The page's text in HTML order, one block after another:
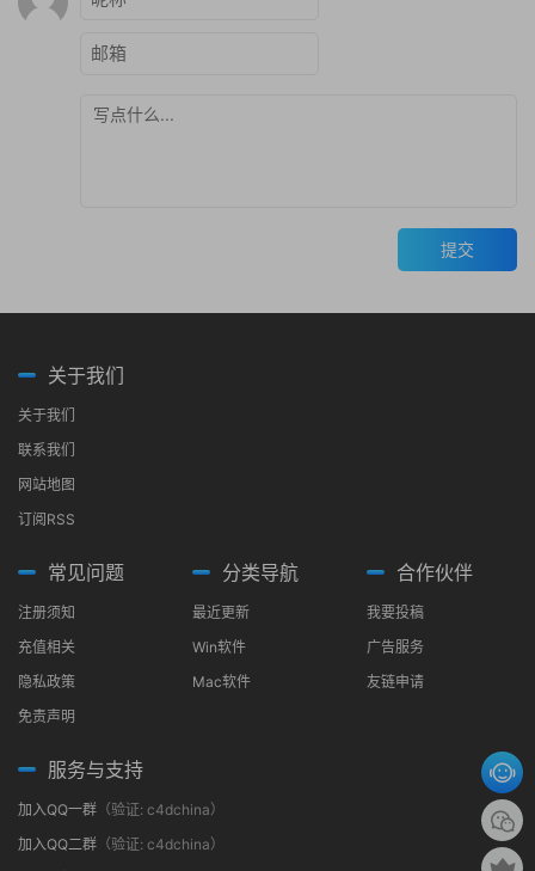
提交
关于我们
关于我们
联系我们
网站地图
订阅RSS
常见问题
注册须知
充值相关
隐私政策
免责声明
分类导航
最近更新
Win软件
Mac软件
合作伙伴
我要投稿
广告服务
友链申请
服务与支持
加入QQ一群 （验证: c4dchina）
加入QQ二群 （验证: c4dchina）